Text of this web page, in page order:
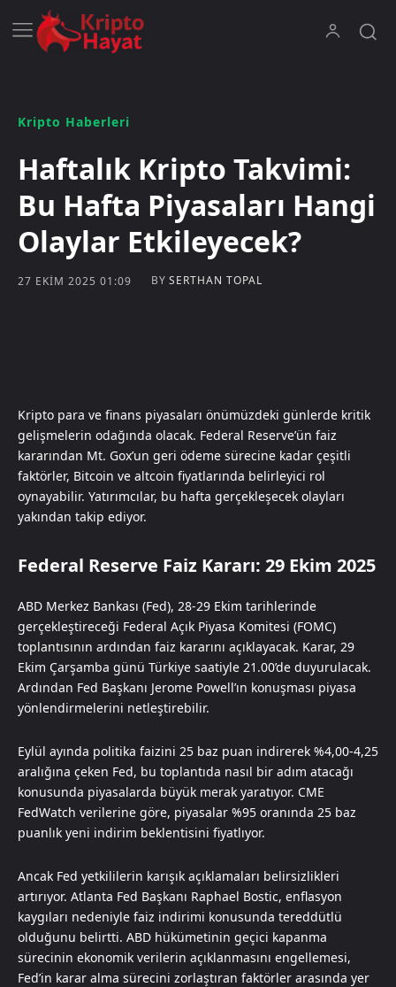
Kripto Haberleri
Haftalık Kripto Takvimi:
Bu Hafta Piyasaları Hangi
Olaylar Etkileyecek?
27 EKIM 2025 01:09 BY SERTHAN TOPAL
Kripto para ve finans piyasaları önümüzdeki günlerde kritik
gelişmelerin odağında olacak. Federal Reserve’ün faiz
kararından Mt. Gox’un geri ödeme sürecine kadar çeşitli
faktörler, Bitcoin ve altcoin fiyatlarında belirleyici rol
oynayabilir. Yatırımcılar, bu hafta gerçekleşecek olayları
yakından takip ediyor.
Federal Reserve Faiz Kararı: 29 Ekim 2025
ABD Merkez Bankası (Fed), 28-29 Ekim tarihlerinde
gerçekleştireceği Federal Açık Piyasa Komitesi (FOMC)
toplantısının ardından faiz kararını açıklayacak. Karar, 29
Ekim Çarşamba günü Türkiye saatiyle 21.00’de duyurulacak.
Ardından Fed Başkanı Jerome Powell’ın konuşması piyasa
yönlendirmelerini netleştirebilir.
Eylül ayında politika faizini 25 baz puan indirerek %4,00-4,25
aralığına çeken Fed, bu toplantıda nasıl bir adım atacağı
konusunda piyasalarda büyük merak yaratıyor. CME
FedWatch verilerine göre, piyasalar %95 oranında 25 baz
puanlık yeni indirim beklentisini fiyatlıyor.
Ancak Fed yetkililerin karışık açıklamaları belirsizlikleri
artırıyor. Atlanta Fed Başkanı Raphael Bostic, enflasyon
kaygıları nedeniyle faiz indirimi konusunda tereddütlü
olduğunu belirtti. ABD hükümetinin geçici kapanma
sürecinin ekonomik verilerin açıklanmasını engellemesi,
Fed’in karar alma sürecini zorlaştıran faktörler arasında yer